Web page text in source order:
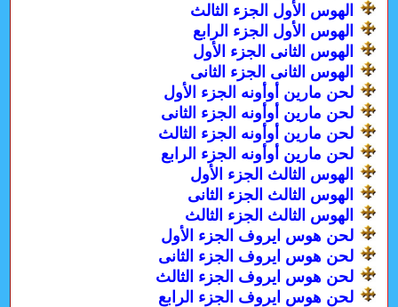
الهوس الأول الجزء الثالث
الهوس الأول الجزء الرابع
الهوس الثانى الجزء الأول
الهوس الثانى الجزء الثانى
لحن مارين أوأونه الجزء الأول
لحن مارين أوأونه الجزء الثانى
لحن مارين أوأونه الجزء الثالث
لحن مارين أوأونه الجزء الرابع
الهوس الثالث الجزء الأول
الهوس الثالث الجزء الثانى
الهوس الثالث الجزء الثالث
لحن هوس ايروف الجزء الأول
لحن هوس ايروف الجزء الثانى
لحن هوس ايروف الجزء الثالث
لحن هوس ايروف الجزء الرابع